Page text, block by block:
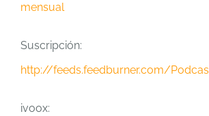
mensual
Suscripción:
http://feeds.feedburner.com/
ivoox: